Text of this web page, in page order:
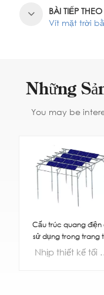
BÀI TIẾP THEO
Vít mặt trời
Những
You may be
Cấu trúc quang điện
sử dụng trong trang
nông nghiệp
Nhịp thiết kế tối đa có thể đạt tới 6m, dễ dàng vận hành máy móc nông nghiệp lớn. Theo điều kiện địa lý của